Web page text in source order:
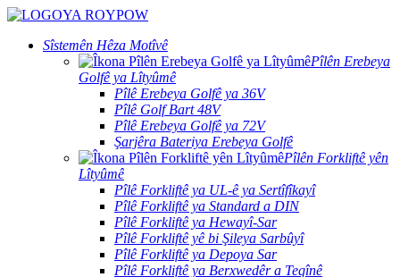
Sîstemên Hêza Motîvê
Pîlên Erebeya
Golfê ya Lîtyûmê
Pîlê Erebeya Golfê ya 36V
Pîlê Golf Bart 48V
Pîlê Erebeya Golfê ya 72V
Şarjêra Bateriya Erebeya Golfê
Pîlên Forkliftê yên
Lîtyûmê
Pîlê Forkliftê ya UL-ê ya Sertîfîkayî
Pîlê Forkliftê ya Standard a DIN
Pîlê Forkliftê ya Hewayî-Sar
Pîlê Forkliftê yê bi Şileya Sarbûyî
Pîlê Forkliftê ya Depoya Sar
Pîlê Forkliftê ya Berxwedêr a Teqînê